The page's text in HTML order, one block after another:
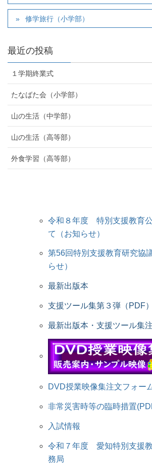
修学旅行（小学部）
最近の投稿
１学期終業式
たなばた会（小学部）
山の生活（中学部）
山の生活（高等部）
外食学習（高等部）
令和８年度 特別支援教育
て（お知らせ）
第56回特別支援教育研究協
らせ）
最新出版本
支援ツール集第３弾（PDF）
最新出版本・支援ツール集
DVD授業映像集注文フォー
非常災害時等の臨時措置
入試情報
令和７年度 愛知特別支援
務局